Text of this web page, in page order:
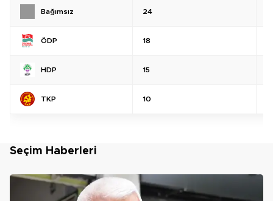
Bağımsız 24
ÖDP 18
HDP 15
TKP 10
Seçim Haberleri